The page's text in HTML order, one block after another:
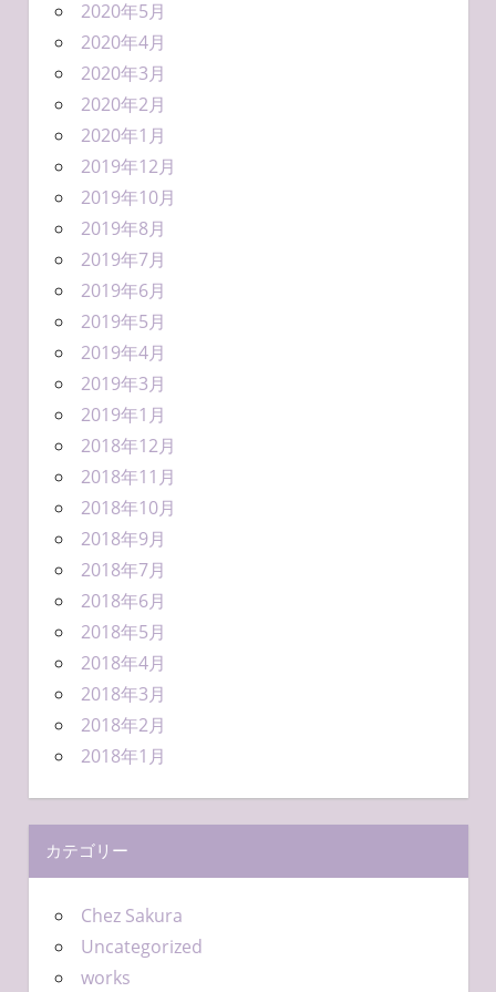
2020年5月
2020年4月
2020年3月
2020年2月
2020年1月
2019年12月
2019年10月
2019年8月
2019年7月
2019年6月
2019年5月
2019年4月
2019年3月
2019年1月
2018年12月
2018年11月
2018年10月
2018年9月
2018年7月
2018年6月
2018年5月
2018年4月
2018年3月
2018年2月
2018年1月
カテゴリー
Chez Sakura
Uncategorized
works